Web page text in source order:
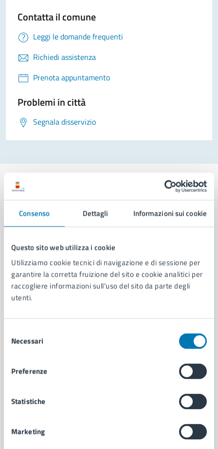
Consenso Dettagli Informazioni sui cookie
Questo sito web utilizza i cookie
Utilizziamo cookie tecnici di navigazione e di sessione per
garantire la corretta fruizione del sito e cookie analitici per
raccogliere informazioni sull'uso del sito da parte degli
utenti.
delNecessari
Preferenze
Statistiche
Marketing
Contatta il comune
Leggi le domande frequenti
Richiedi assistenza
Prenota appuntamento
Problemi in città
Segnala disservizio
Comune di Napoli
AMMINISTRAZIONE
Aree amministrative
Organi di governo
Municipalità
Uffici
Documenti e dati
Ambiente
Autorizzazioni
Cultura e tempo libero